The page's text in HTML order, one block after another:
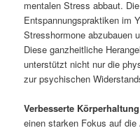
mentalen Stress abbaut.
Entspannungspraktiken im
Stresshormone abzubauen
Diese ganzheitliche
unterstützt nicht nur die
zur psychischen
Verbesserte
einen starken Fokus auf